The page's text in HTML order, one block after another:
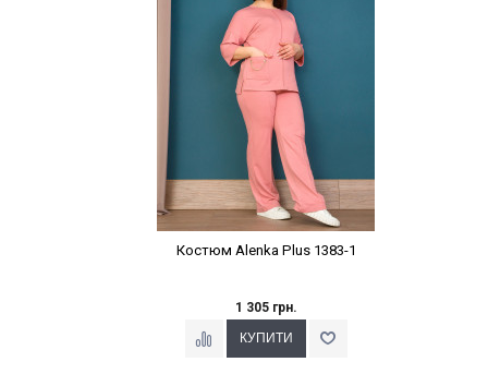
Костюм Alenka Plus 1383-1
1 305 грн.